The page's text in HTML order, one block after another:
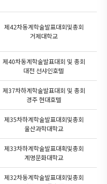
제42차동계학술발표대회및총회
거제대학교
제40차동계학술발표대회 및 총회
대전 선샤인호텔
제37차하계학술발표대회 및 총회
경주 현대호텔
제35차하계학술발표대회및총회
울산과학대학교
제33차하계학술발표대획및총회
계명문화대학교
제32차동계학술발표대회및총회